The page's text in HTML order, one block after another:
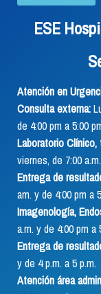
ESE
Atención en
Consulta externa:
de 4:00 pm a 5:00
Laboratorio
viernes, de 7:00
Entrega de
am. y de 4:00 pm a
Imagenología,
a.m. y de 4:00 pm a
Entrega de
y de 4 p.m. a 5 p.m.
Atención área